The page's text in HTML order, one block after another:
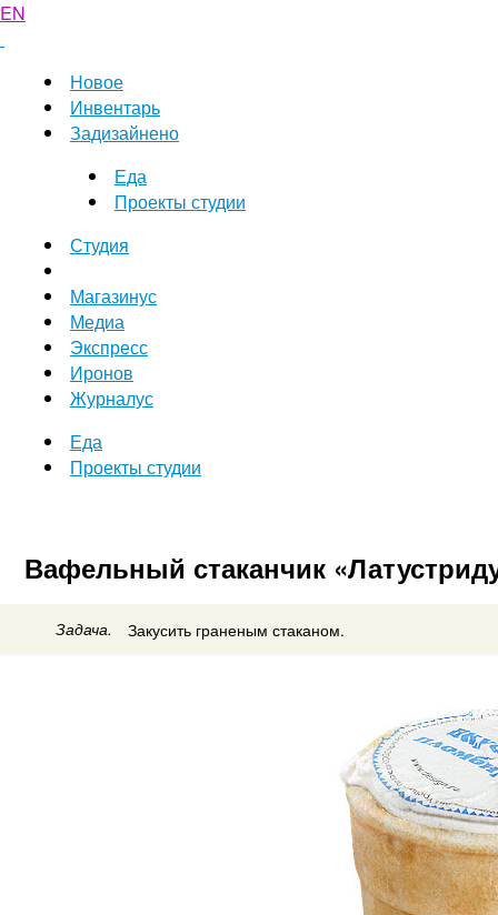
EN
Новое
Инвентарь
Задизайнено
Еда
Проекты студии
Студия
Магазинус
Медиа
Экспресс
Иронов
Журналус
Еда
Проекты студии
Вафельный стаканчик
Задача. Закусить граненым стаканом.